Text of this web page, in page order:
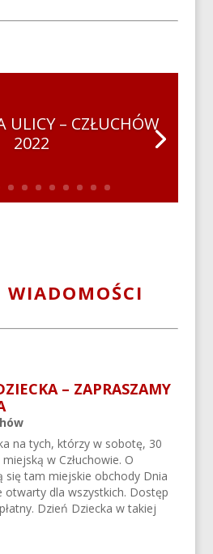
ULICY – CZŁUCHÓW
2022
WIADOMOŚCI
– ZAPRASZAMY
na tych, którzy w sobotę, 30
w Człuchowie. O
się tam miejskie obchody Dnia
otwarty dla wszystkich. Dostęp
Dzień Dziecka w takiej